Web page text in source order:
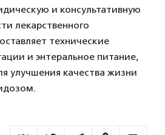
и консультативную
лекарственного
технические
и энтеральное питание,
улучшения качества жизни